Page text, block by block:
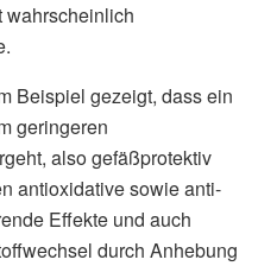
wahrscheinlich
Beispiel gezeigt, dass ein
geringeren
also gefäßprotektiv
antioxidative sowie anti-
Effekte und auch
durch Anhebung